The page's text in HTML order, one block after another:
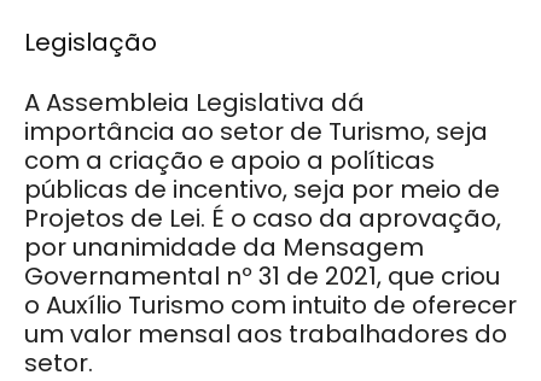
Legislação
A Assembleia Legislativa dá
importância ao setor de Turismo, seja
com a criação e apoio a políticas
públicas de incentivo, seja por meio de
Projetos de Lei. É o caso da aprovação,
por unanimidade da Mensagem
Governamental nº 31 de 2021, que criou
o Auxílio Turismo com intuito de oferecer
um valor mensal aos trabalhadores do
setor.